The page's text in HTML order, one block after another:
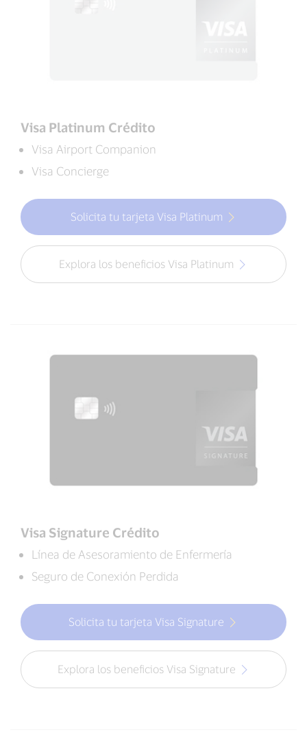
Visa Platinum Crédito
Visa Airport Companion
Visa Concierge
Solicita tu tarjeta Visa Platinum
Explora los beneficios Visa Platinum
Visa Signature Crédito
Línea de Asesoramiento de Enfermería
Seguro de Conexión Perdida
Solicita tu tarjeta Visa Signature
Explora los beneficios Visa Signature